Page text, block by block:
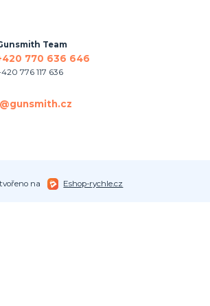
Team
770 636 646
776 117 636
na Eshop-rychle.cz